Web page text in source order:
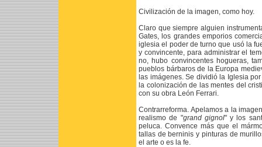
Civilización de la imagen, como hoy.
Claro que siempre alguien
Gates, los grandes emporios
iglesia el poder de turno que usó la
y convincente, para administrar el
no, hubo convincentes hogueras,
pueblos bárbaros de la Europa
las imágenes. Se dividió la Iglesia
la colonización de las mentes del
con su obra León Ferrari.
Contrarreforma. Apelamos a la
realismo de "grand gignol" y los
peluca. Convence más que el
tallas de berninis y pinturas de
el arte o es la fe.